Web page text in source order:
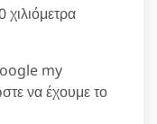
my
να έχουμε το